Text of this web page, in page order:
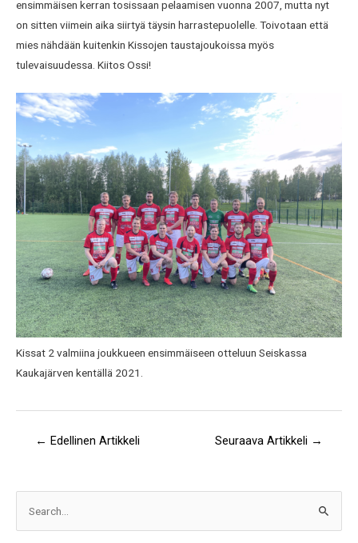
ensimmäisen kerran tosissaan pelaamisen vuonna 2007, mutta nyt
on sitten viimein aika siirtyä täysin harrastepuolelle. Toivotaan että
mies nähdään kuitenkin Kissojen taustajoukoissa myös
tulevaisuudessa. Kiitos Ossi!
Kissat 2 valmiina joukkueen ensimmäiseen otteluun Seiskassa
Kaukajärven kentällä 2021.
← Edellinen Artikkeli Seuraava Artikkeli →
e